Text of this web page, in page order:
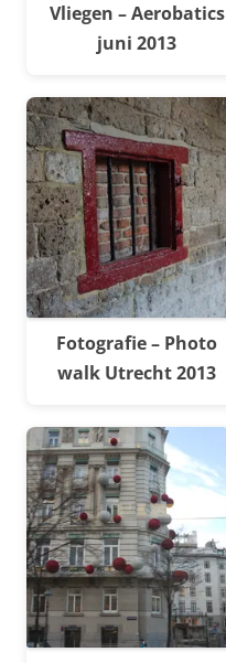
Vliegen – Aerobatics
juni 2013
Fotografie – Photo
walk Utrecht 2013